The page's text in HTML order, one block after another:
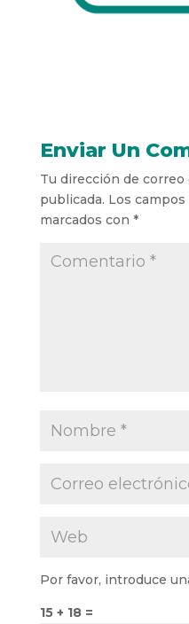
Enviar Un
Tu dirección de
publicada. Los
marcados con *
Por favor, introduce
15 + 18 =